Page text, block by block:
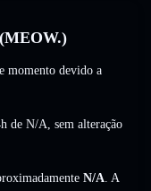
momento devido a
de N/A, sem alteração
N/A. A